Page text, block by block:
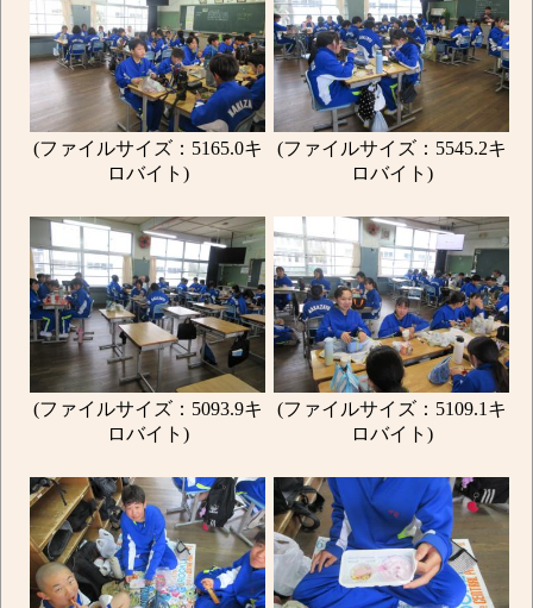
(ファイルサイズ：5165.0キ
ロバイト)
(ファイルサイズ：5545.2キ
ロバイト)
(ファイルサイズ：5093.9キ
ロバイト)
(ファイルサイズ：5109.1キ
ロバイト)